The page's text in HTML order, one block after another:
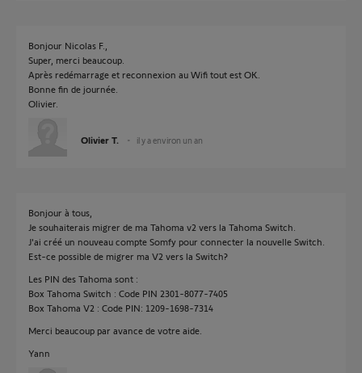
Bonjour Nicolas F.,
Super, merci beaucoup.
Après redémarrage et reconnexion au Wifi tout est OK.
Bonne fin de journée.
Olivier.
Olivier T. il y a environ un an
Bonjour à tous,
Je souhaiterais migrer de ma Tahoma v2 vers la Tahoma Switch.
J'ai créé un nouveau compte Somfy pour connecter la nouvelle Switch.
Est-ce possible de migrer ma V2 vers la Switch?
Les PIN des Tahoma sont :
Box Tahoma Switch : Code PIN 2301-8077-7405
Box Tahoma V2 : Code PIN: 1209-1698-7314
Merci beaucoup par avance de votre aide.
Yann